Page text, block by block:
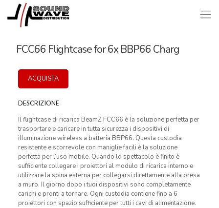
FCC66 Flightcase for 6x BBP66 Charg
ACQUISTA
DESCRIZIONE
Il flightcase di ricarica BeamZ FCC66 è la soluzione perfetta per
trasportare e caricare in tutta sicurezza i dispositivi di
illuminazione wireless a batteria BBP66. Questa custodia
resistente e scorrevole con maniglie facili è la soluzione
perfetta per l’uso mobile. Quando lo spettacolo è finito è
sufficiente collegare i proiettori al modulo di ricarica interno e
utilizzare la spina esterna per collegarsi direttamente alla presa
a muro. Il giorno dopo i tuoi dispositivi sono completamente
carichi e pronti a tornare. Ogni custodia contiene fino a 6
proiettori con spazio sufficiente per tutti i cavi di alimentazione.